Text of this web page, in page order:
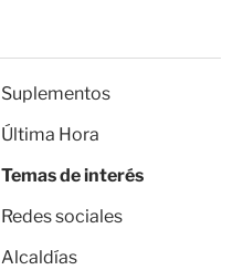
Suplementos
Última Hora
Temas de interés
Redes sociales
Alcaldías